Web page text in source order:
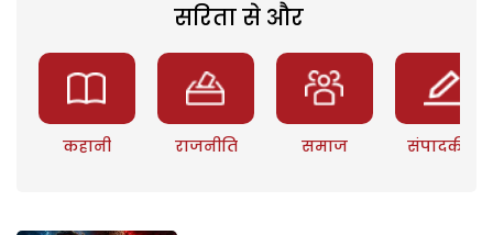
सरिता से और
कहानी राजनीति समाज संपादकीय